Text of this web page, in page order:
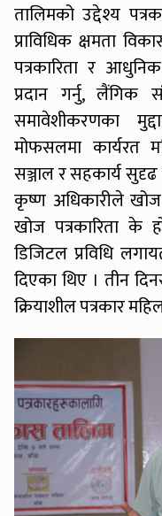
तालिमको उद्देश्य
प्राविधिक क्षमता
पत्रकारिता र
प्रदान गर्नु, लैंगिक
समावेशीकरणका
मोफसलमा कार्यरत
सञ्जाल र सहकार्य
कृष्ण अधिकारीले खोज
खोज पत्रकारिता के
डिजिटल प्रविधि
दिएका थिए । तीन
क्रियाशील पत्रकार